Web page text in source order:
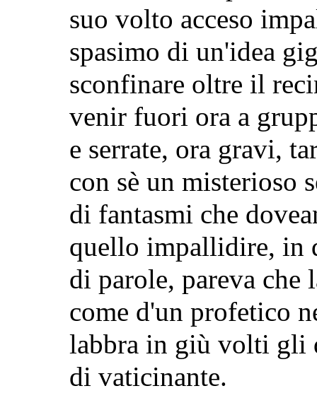
suo volto acceso
spasimo di un'idea
sconfinare oltre il
venir fuori ora a
e serrate, ora gravi,
con sè un misterioso
di fantasmi che
quello impallidire, in
di parole, pareva che
come d'un profetico
labbra in giù volti gli
di vaticinante.